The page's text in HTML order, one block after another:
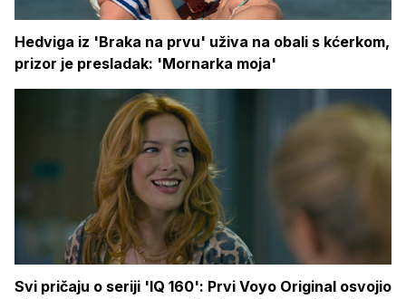
Hedviga iz 'Braka na prvu' uživa na obali s kćerkom,
prizor je presladak: 'Mornarka moja'
Svi pričaju o seriji 'IQ 160': Prvi Voyo Original osvojio